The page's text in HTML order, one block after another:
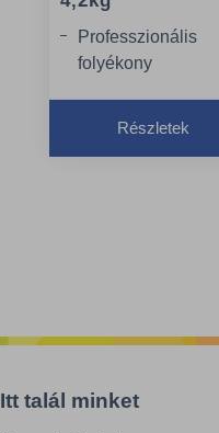
Professzionális
folyékony
Az ISOFA PRO
szennyeződések
Részletek
Itt talál minket